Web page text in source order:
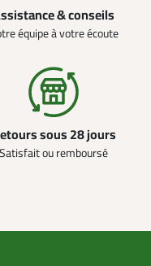
& conseils
équipe à votre écoute
sous 28 jours
Satisfait ou remboursé